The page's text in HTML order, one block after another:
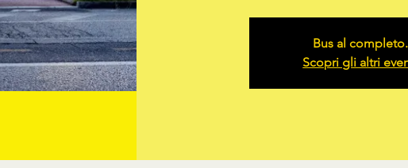
Bus al completo.
Scopri gli altri